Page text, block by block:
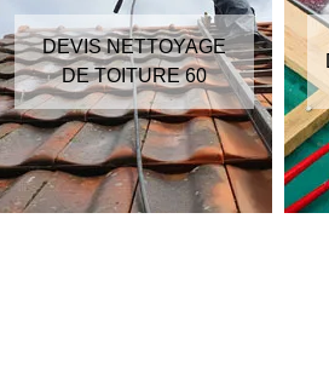
DEVIS NETTOYAGE
DE TOITURE 60